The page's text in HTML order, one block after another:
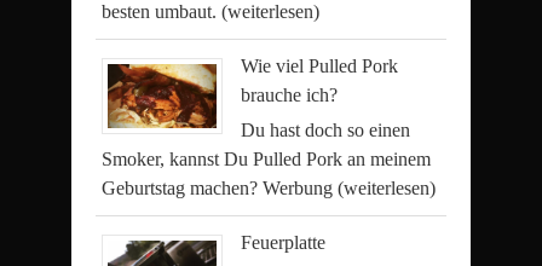
besten umbaut. (weiterlesen)
Wie viel Pulled Pork
brauche ich?
Du hast doch so einen
Smoker, kannst Du Pulled Pork an meinem
Geburtstag machen? Werbung (weiterlesen)
Feuerplatte